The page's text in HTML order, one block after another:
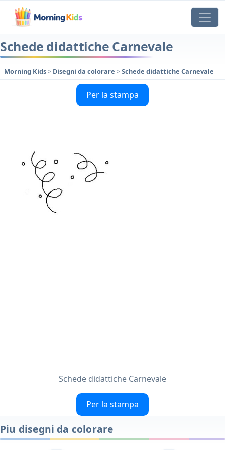
Schede didattiche Carnevale
Morning Kids> Disegni da colorare >Schede didattiche Carnevale
Per la stampa
Schede didattiche Carnevale
Per la stampa
Piu disegni da colorare